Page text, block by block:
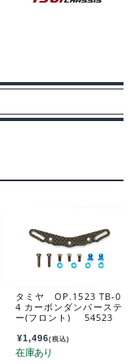
タミヤ OP.1523 TB-0
4 カーボンダンパーステ
ー(フロント) 54523
¥1,496(税込)